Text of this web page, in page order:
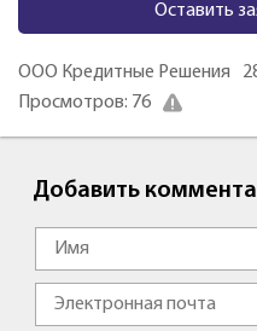
Оставить
ООО Кредитные Решения
Просмотров: 76
Добавить